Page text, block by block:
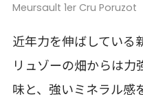
Meursault 1er Cru Poruzot
近年力を伸ばしている
リュゾーの畑からは
味と、強いミネラル感